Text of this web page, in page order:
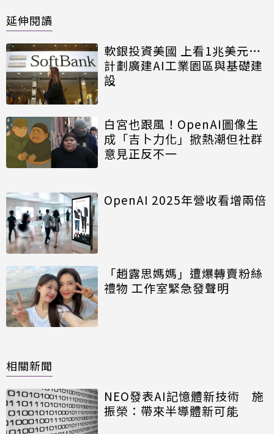
延伸閱讀
軟銀投資美國 上看1兆美元…
計劃廣建AI工業園區與基礎建
設
白宮也跟風！OpenAI圖像生
成「吉卜力化」掀熱潮但社群
意見正反不一
OpenAI 2025年營收看增兩倍
「趙露思媽媽」遭爆轉賣粉絲
禮物 工作室緊急發聲明
相關新聞
NEO發表AI記憶體新技術 施
振榮：帶來半導體新可能